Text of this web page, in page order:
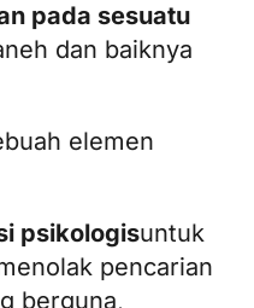
pada sesuatu
dan baiknya
elemen
psikologisuntuk
pencarian
berguna,